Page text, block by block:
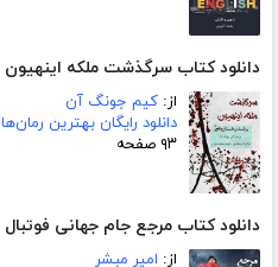
دانلود کتاب سرگذشت ملکه اینهیون
از: کیم جونگ آن
دانلود رایگان بهترین رمان‌ها
۹۳ صفحه
دانلود کتاب مرجع جام جهانی فوتبال
از: امیر مبشر